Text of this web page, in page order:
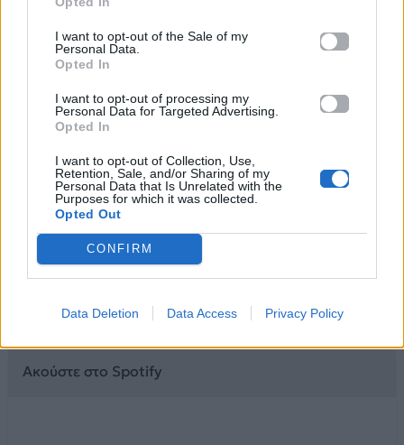
I want to opt-out of the Sale of my
Personal Data.
Opted In
I want to opt-out of processing my
Personal Data for Targeted Advertising.
Opted In
I want to opt-out of Collection, Use,
Retention, Sale, and/or Sharing of my
Personal Data that Is Unrelated with the
Purposes for which it was collected.
Opted Out
CONFIRM
Data Deletion Data Access Privacy Policy
της ζωής μας και τέλος κι αρχή
tis zoís mas kai télos ki archí
Ποτέ ποτέ κανένα στόμα
δεν το ’βρε και δεν το ’πε ακόμα
den to ’vre kai den to ’pe akóma
Ti eín’ aftó pou to léne agápi
τι είν’ αυτό, τι είν’αυτό
ti eín’ aftó, ti eín’ aftó
που σε κάνει να λες το σκοπό
pou se kánei na les to skopó
σ’ αγαπώ, σ’ αγαπώ, σ’ αγαπώ
s’ agapó, s’ agapó, s’ agapó
Ακούστε στο Spotify